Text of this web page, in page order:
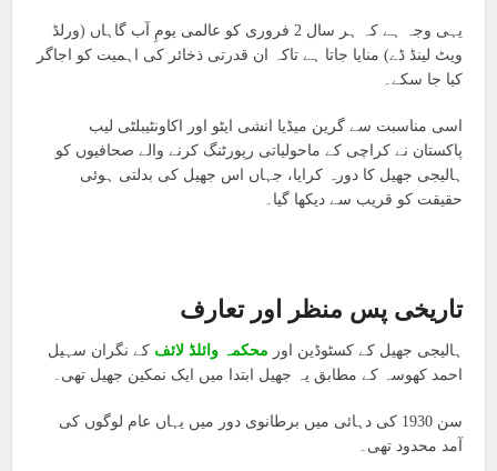
یہی وجہ ہے کہ ہر سال 2 فروری کو عالمی یومِ آب گاہاں (ورلڈ
ویٹ لینڈ ڈے) منایا جاتا ہے تاکہ ان قدرتی ذخائر کی اہمیت کو اجاگر
کیا جا سکے۔
اسی مناسبت سے گرین میڈیا انشی ایٹو اور اکاونٹیبلٹی لیب
پاکستان نے کراچی کے ماحولیاتی رپورٹنگ کرنے والے صحافیوں کو
ہالیجی جھیل کا دورہ کرایا، جہاں اس جھیل کی بدلتی ہوئی
حقیقت کو قریب سے دیکھا گیا۔
تاریخی پس منظر اور تعارف
ہالیجی جھیل کے کسٹوڈین اور محکمہ وائلڈ لائف کے نگران سہیل
احمد کھوسہ کے مطابق یہ جھیل ابتدا میں ایک نمکین جھیل تھی۔
سن 1930 کی دہائی میں برطانوی دور میں یہاں عام لوگوں کی
آمد محدود تھی۔